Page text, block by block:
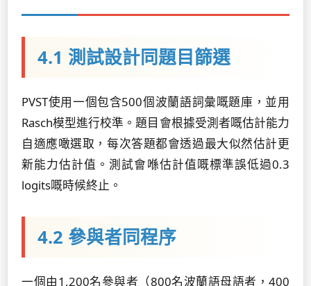
4.1 測試設計同題目篩選
PVST使用一個包含500個波蘭語詞彙嘅題庫，並用
Rasch模型進行校準。題目會根據受測者嘅估計能力
自適應噉選取，每次答題都會透過最大似然估計更
新能力估計值。測試會喺估計值嘅標準誤低過0.3
logits嘅時候終止。
4.2 參與者同程序
一個由1,200名參與者（800名波蘭語母語者，400